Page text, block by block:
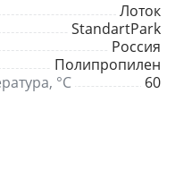
Лоток
StandartPark
Россия
Полипропилен
°С
60